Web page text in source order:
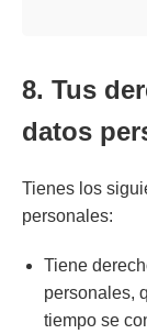
8. Tus
datos
Tienes los
personales:
Tiene
personales,
tiempo se